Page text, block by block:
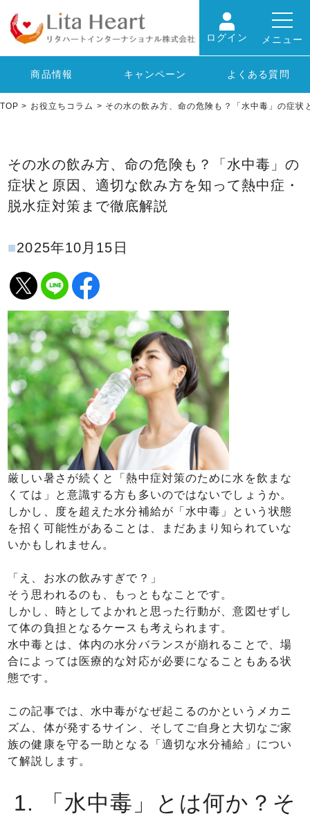
ログイン メニュー
商品情報 キャンペーン よくある質問
TOP > お役立ちコラム > その水の飲み方、命の危険も？「水中毒」の症
その水の飲み方、命の危険も？「水中毒」の
症状と原因、適切な飲み方を知って熱中症・
脱水症対策まで徹底解説
2025年10月15日
厳しい暑さが続くと「熱中症対策のために水を飲まな
くては」と意識する方も多いのではないでしょうか。
しかし、度を超えた水分補給が「水中毒」という状態
を招く可能性があることは、まだあまり知られていな
いかもしれません。
「え、お水の飲みすぎで？」
そう思われるのも、もっともなことです。
しかし、時としてよかれと思った行動が、意図せずし
て体の負担となるケースも考えられます。
水中毒とは、体内の水分バランスが崩れることで、場
合によっては医療的な対応が必要になることもある状
態です。
この記事では、水中毒がなぜ起こるのかというメカニ
ズム、体が発するサイン、そしてご自身と大切なご家
族の健康を守る一助となる「適切な水分補給」につい
て解説します。
1. 「水中毒」とは何か？そ